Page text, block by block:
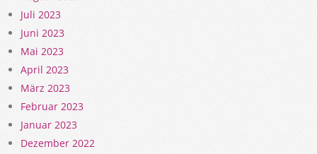
Juli 2023
Juni 2023
Mai 2023
April 2023
März 2023
Februar 2023
Januar 2023
Dezember 2022